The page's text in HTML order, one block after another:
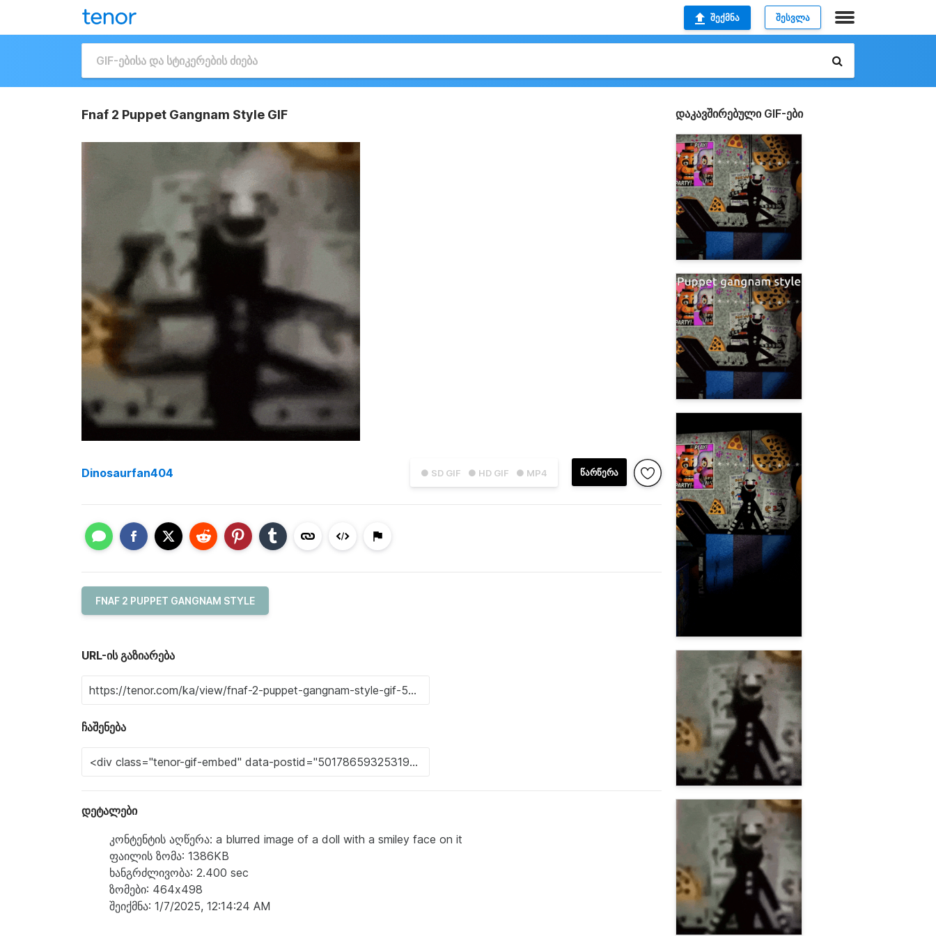
ᲨᲔᲥᲛᲜᲐ ᲨᲔᲡᲕᲚᲐ
Fnaf 2 Puppet Gangnam Style GIF
● SD GIF ● HD GIF ● MP4 ᲬᲐᲠᲬᲔᲠᲐ
Dinosaurfan404
FNAF 2 PUPPET GANGNAM STYLE
URL-ის გაზიარება
ჩაშენება
დეტალები
კონტენტის აღწერა: a blurred image of a doll with a smiley face on it
ფაილის ზომა: 1386KB
ხანგრძლივობა: 2.400 sec
ზომები: 464x498
შეიქმნა: 1/7/2025, 12:14:24 AM
დაკავშირებული GIF-ები